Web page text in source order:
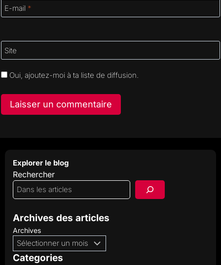
E-mail *
Site
Oui, ajoutez-moi à ta liste de diffusion.
Explorer le blog
Rechercher
Archives des articles
Archives
Categories